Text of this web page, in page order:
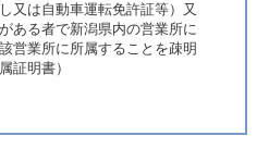
又は自動車運転免許証等）又
ある者で新潟県内の営業所に
営業所に所属することを疎明
証明書）